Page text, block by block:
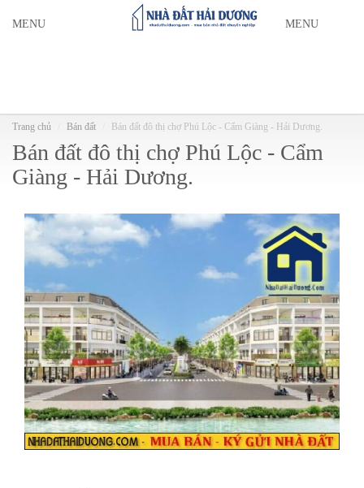
MENU MENU
Trang chủ Bán đất Bán đất đô thị chợ Phú Lộc - Cẩm Giàng - Hải Dương.
Bán đất đô thị chợ Phú Lộc - Cẩm
Giàng - Hải Dương.
Bán đất đô thị chợ Phú Lộc - Cẩm
Giàng - Hải Dương.